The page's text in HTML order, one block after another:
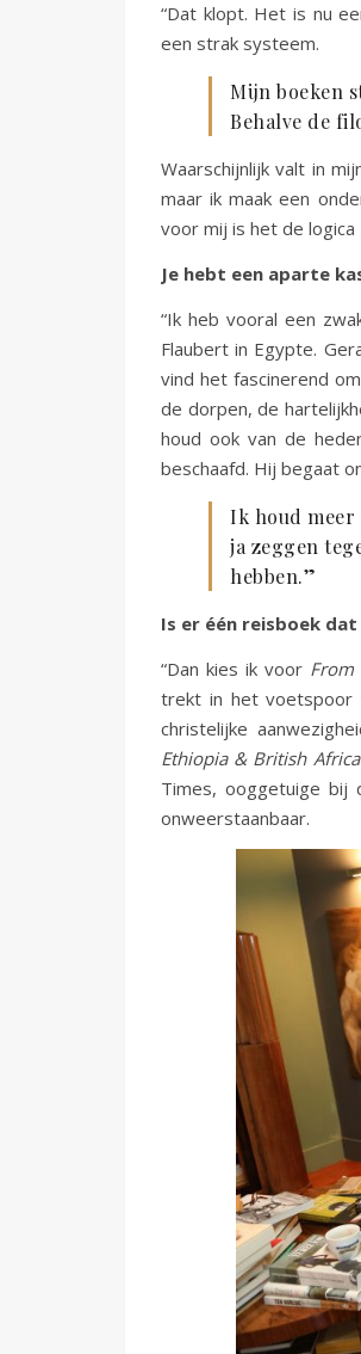
“Dat klopt. Het is nu
een strak systeem.
Mijn boeken
Behalve de
Waarschijnlijk valt in
maar ik maak een
voor mij is het de logica
Je hebt een aparte
“Ik heb vooral een
Flaubert in Egypte.
vind het fascinerend
de dorpen, de
houd ook van de
beschaafd. Hij begaat
Ik houd meer
ja zeggen
hebben.”
Is er één reisboek
“Dan kies ik voor From
trekt in het voetspoor
christelijke
Ethiopia & British
Times, ooggetuige bij
onweerstaanbaar.